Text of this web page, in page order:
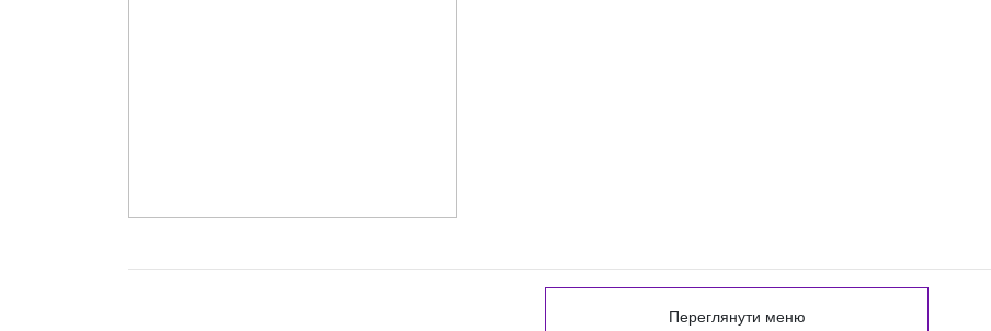
Переглянути меню